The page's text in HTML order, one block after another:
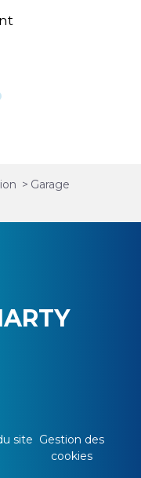
> Garage
site Gestion des
cookies